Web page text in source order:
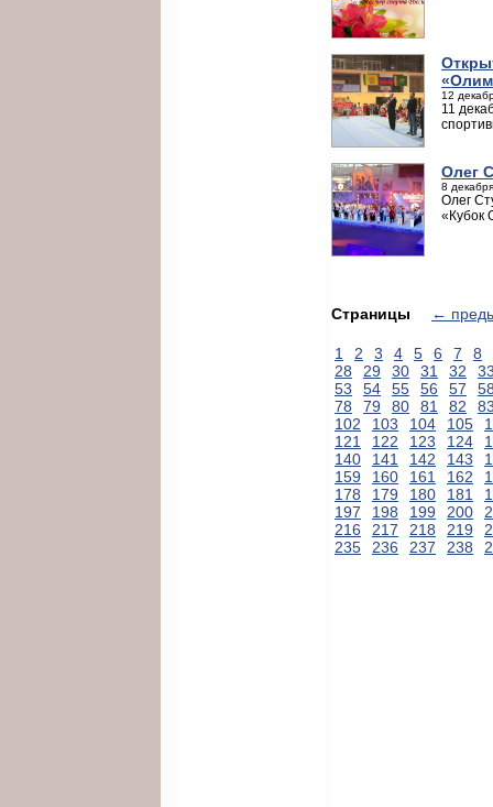
12
11
Олег
8
Олег
«Кубок
Страницы ←
1 2 3 4 5 6 7
8
28
29 30 31 32
53
54 55 56 57
78
79 80 81 82
102
103 104 105
121
122 123 124
140
141 142 143
159
160 161 162
178
179 180 181
197
198 199 200
216
217 218 219
235
236 237 238